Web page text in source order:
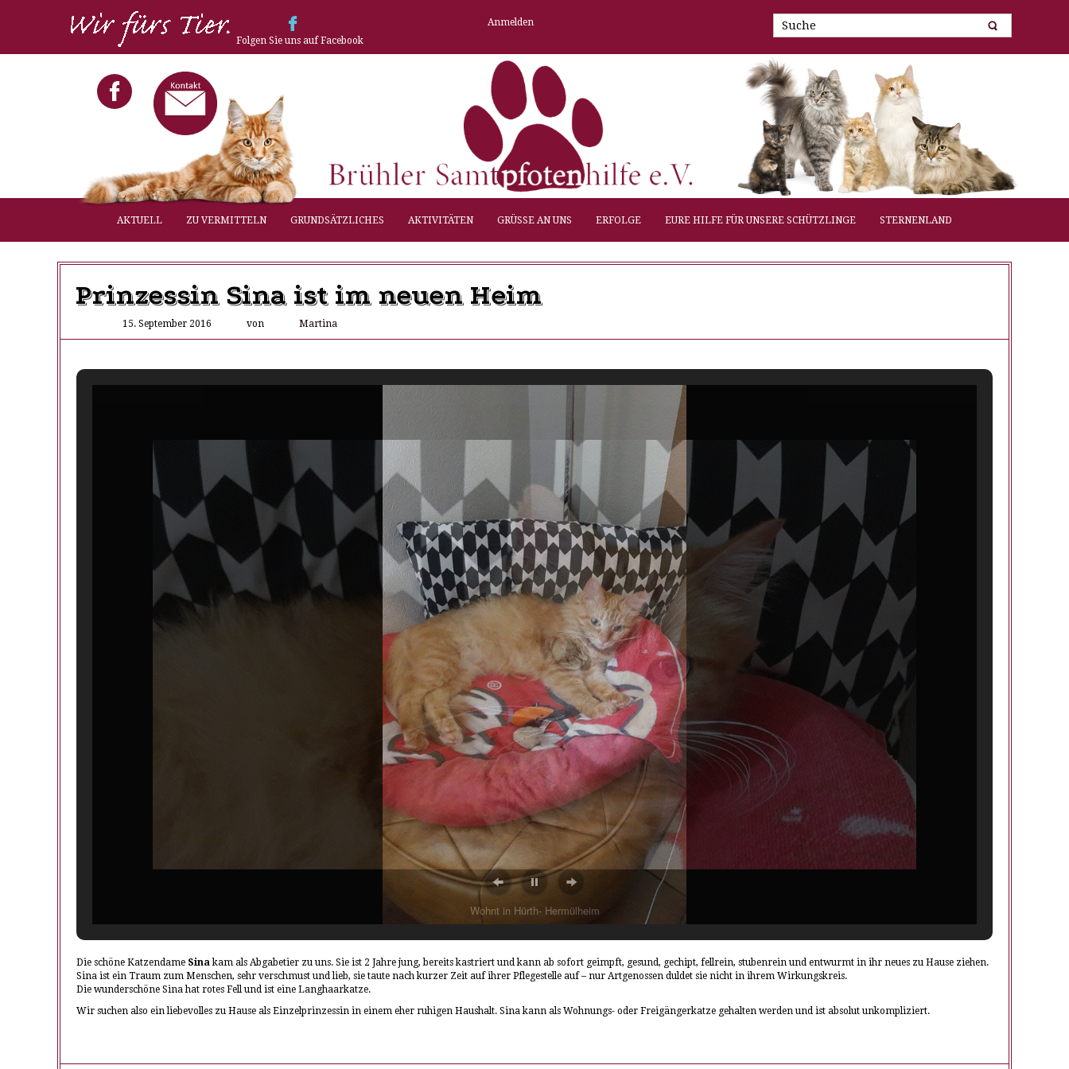
Anmelden
Folgen Sie uns auf Facebook
AKTUELL ZU VERMITTELN GRUNDSÄTZLICHES AKTIVITÄTEN GRÜSSE AN UNS ERFOLGE EURE HILFE FÜR UNSERE SCHÜTZLINGE STERNENLAND
Prinzessin Sina ist im neuen Heim
15. September 2016 von Martina
Wohnt in Hürth- Hermülheim
Die schöne Katzendame Sinakam als Abgabetier zu uns. Sie ist 2 Jahre jung, bereits kastriert und kann ab sofort geimpft, gesund, gechipt, fellrein, stubenrein und entwurmt in ihr neues zu Hause ziehen.
Sina ist ein Traum zum Menschen, sehr verschmust und lieb, sie taute nach kurzer Zeit auf ihrer Pflegestelle auf – nur Artgenossen duldet sie nicht in ihrem Wirkungskreis.
Die wunderschöne Sina hat rotes Fell und ist eine Langhaarkatze.
Wir suchen also ein liebevolles zu Hause als Einzelprinzessin in einem eher ruhigen Haushalt. Sina kann als Wohnungs- oder Freigängerkatze gehalten werden und ist absolut unkompliziert.